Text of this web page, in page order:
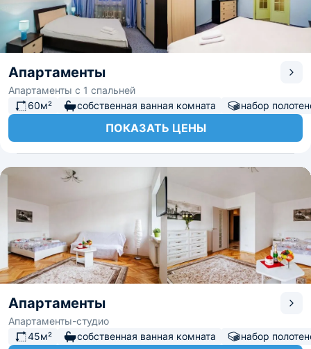
Апартаменты
Апартаменты с 1 спальней
60м²
собственная ванная комната набор
ПОКАЗАТЬ ЦЕНЫ
Апартаменты
Апартаменты-студио
45м²
собственная ванная комната набор